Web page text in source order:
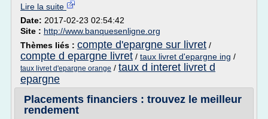
Lire la suite
Date: 2017-02-23 02:54:42
Site : http://www.banquesenligne.org
Thèmes liés : compte d'epargne sur livret /
compte d epargne livret / taux livret d'epargne ing /
taux livret d'epargne orange / taux d interet livret d
epargne
Placements financiers : trouvez le meilleur
rendement